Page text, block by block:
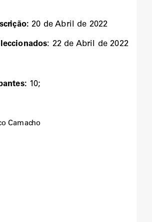
20 de Abril de 2022
: 22 de Abril de 2022
10;
Camacho